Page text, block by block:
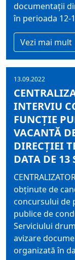
documentaţii
în perioada 12-
Vezi mai mult
13.09.2022
INTERVIU
FUNCŢIE
VACANTĂ
DIRECŢIEI
DATA DE 13
obţinute de
concursului de
publice de
Serviciului
avizare
organizată în